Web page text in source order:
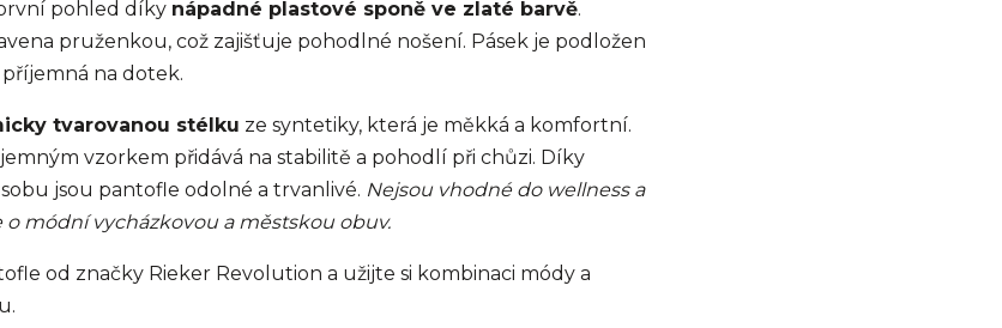
pohled díky nápadné plastové sponě ve zlaté barvě.
pruženkou, což zajišťuje pohodlné nošení. Pásek je podložen
na dotek.
tvarovanou stélku ze syntetiky, která je měkká a komfortní.
vzorkem přidává na stabilitě a pohodlí při chůzi. Díky
jsou pantofle odolné a trvanlivé. Nejsou vhodné do wellness a
módní vycházkovou a městskou obuv.
od značky Rieker Revolution a užijte si kombinaci módy a